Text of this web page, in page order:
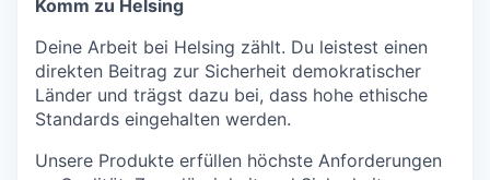
Komm zu Helsing
Deine Arbeit bei Helsing zählt. Du leistest einen
direkten Beitrag zur Sicherheit demokratischer
Länder und trägst dazu bei, dass hohe ethische
Standards eingehalten werden.
Unsere Produkte erfüllen höchste Anforderungen